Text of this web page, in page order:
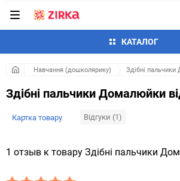
КАТАЛОГ
Навчання (дошколярику) Здібні
Здібні пальчики Домалюйки
Картка товару Відгуки (1)
1 отзыв к товару Здібні пальчики